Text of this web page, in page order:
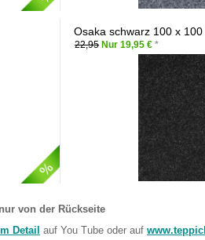
Osaka schwarz 100 x 100
22,95 Nur 19,95 € *
nur von der Rückseite
Detail auf You Tube oder auf